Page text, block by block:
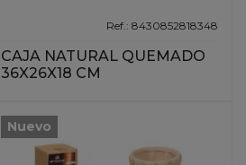
Ref.: 8430852818348
CAJA NATURAL QUEMADO
36X26X18 CM
Nuevo